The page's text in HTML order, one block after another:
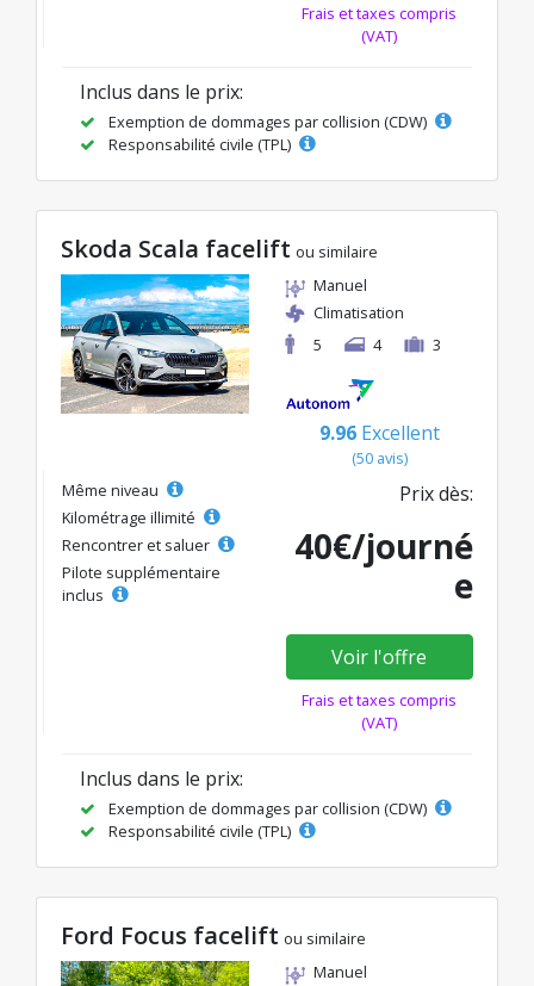
Frais et taxes compris
(VAT)
Inclus dans le prix:
Exemption de dommages par collision (CDW)
Responsabilité civile (TPL)
Skoda Scala facelift ou similaire
Manuel
Climatisation
5
4 3
9.96 Excellent
(50 avis)
Même niveau
Kilométrage illimité
Rencontrer et saluer
Pilote supplémentaire
inclus
Prix dès:
40€/journé
e
Voir l'offre
Frais et taxes compris
(VAT)
Inclus dans le prix:
Exemption de dommages par collision (CDW)
Responsabilité civile (TPL)
Ford Focus facelift ou similaire
Manuel